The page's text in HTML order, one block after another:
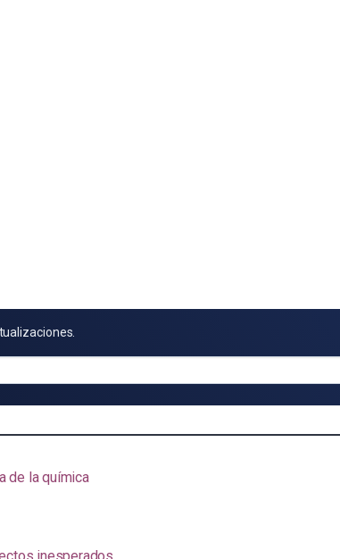
de la química
inesperados